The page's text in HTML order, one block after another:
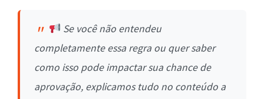
Se você não entendeu
completamente essa regra ou quer saber
como isso pode impactar sua chance de
aprovação, explicamos tudo no conteúdo a